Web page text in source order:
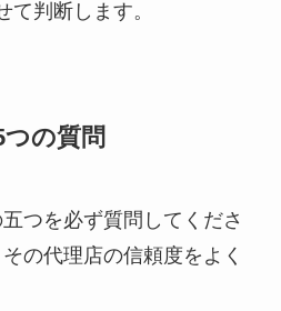
て判断します。
の質問
つを必ず質問してくださ
の代理店の信頼度をよく